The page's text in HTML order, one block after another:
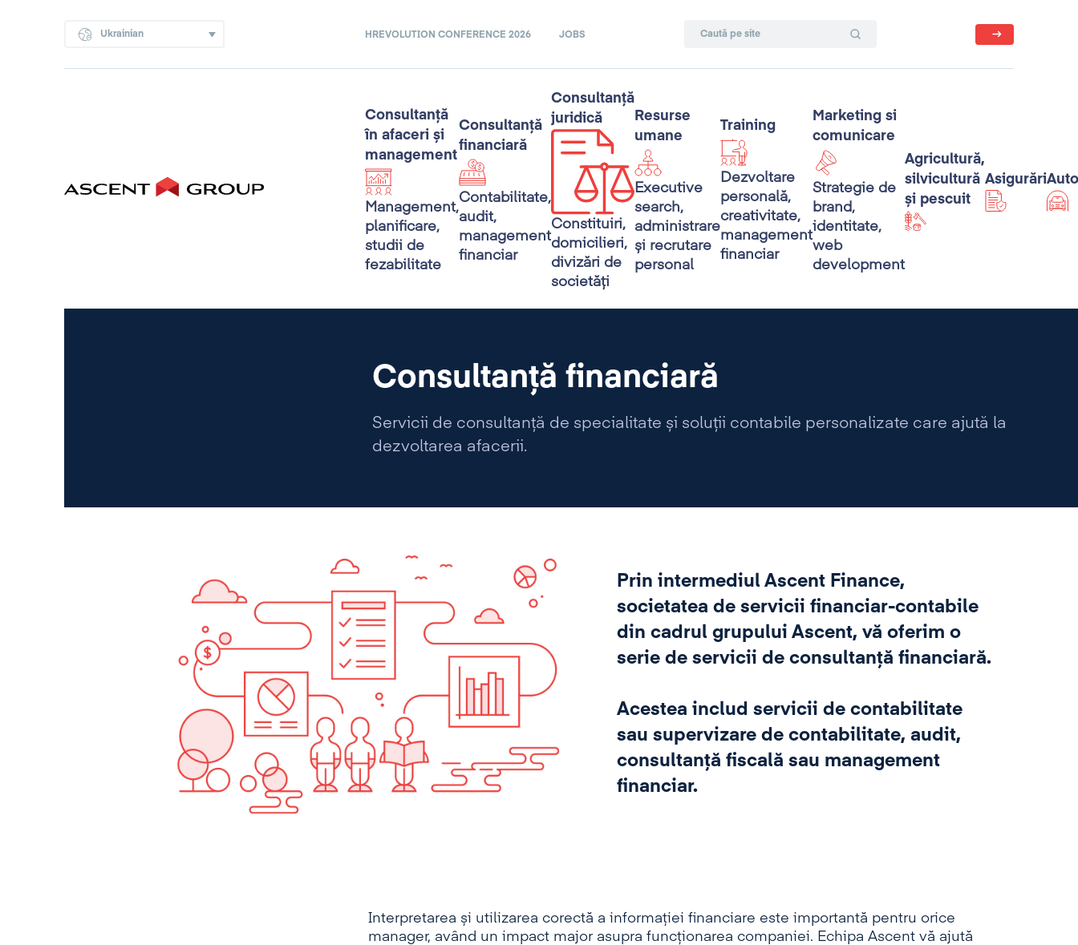
Ukrainian HREVOLUTION CONFERENCE 2026 JOBS
Consultanță
în afaceri și
management
Management,
planificare,
studii de
fezabilitate
Consultanță
financiară
Contabilitate,
audit,
management
financiar
Consultanță
juridică
Constituiri,
domicilieri,
divizări de
societăți
Resurse
umane
Executive
search,
administrare
și recrutare
personal
Training
Dezvoltare
personală,
creativitate,
management
financiar
Marketing si
comunicare
Strategie de
brand,
identitate,
web
development
Agricultură,
silvicultură
și pescuit
Asigurări
Consultanță financiară
Servicii de consultanță de specialitate și soluții contabile personalizate care ajută la
dezvoltarea afacerii.
Prin intermediul Ascent Finance,
societatea de servicii financiar-contabile
din cadrul grupului Ascent, vă oferim o
serie de servicii de consultanță financiară.
Acestea includ servicii de contabilitate
sau supervizare de contabilitate, audit,
consultanță fiscală sau management
financiar.
Interpretarea și utilizarea corectă a informației financiare este importantă pentru orice
manager, având un impact major asupra funcționarea companiei. Echipa Ascent vă ajută